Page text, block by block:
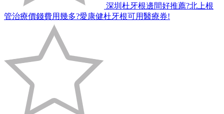
深圳杜牙根邊間好推薦?北上根
管治療價錢費用幾多?愛康健杜牙根可用醫療券!